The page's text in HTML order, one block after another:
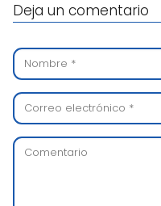
Deja un comentario